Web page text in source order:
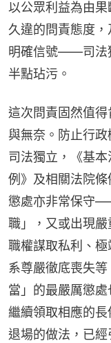
以公眾利益為由
久違的問責態度
明確信號——司法
半點玷污。
這次問責固然值
與無奈。防止行
司法獨立，《基
例》及相關法院條
懲處亦非常保守
職」，又或出現
職權謀取私利、
系尊嚴徹底喪失
當」的最嚴厲懲
繼續領取相應的
退場的做法，已